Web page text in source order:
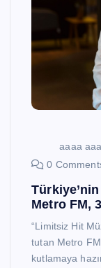
aaaa
0
Metro FM,
“Limitsiz Hit
tutan Metro
kutlamaya